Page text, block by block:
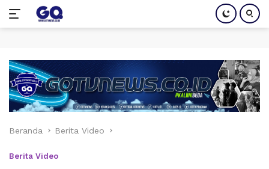
konten
Beranda Berita Video
Berita Video